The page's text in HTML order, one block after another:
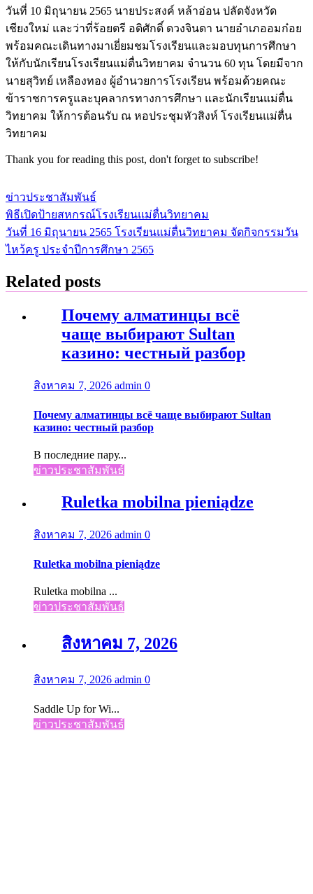
วันที่ 10 มิถุนายน 2565 นายประสงค์ หล้าอ่อน ปลัดจังหวัด
เชียงใหม่ และว่าที่ร้อยตรี อดิศักดิ์ ดวงจินดา นายอำเภออมก๋อย
พร้อมคณะเดินทางมาเยี่ยมชมโรงเรียนและมอบทุนการศึกษา
ให้กับนักเรียนโรงเรียนแม่ตื่นวิทยาคม จำนวน 60 ทุน โดยมีจาก
นายสุวิทย์ เหลืองทอง ผู้อำนวยการโรงเรียน พร้อมด้วยคณะ
ข้าราชการครูและบุคลากรทางการศึกษา และนักเรียนแม่ตื่น
วิทยาคม ให้การต้อนรับ ณ หอประชุมหัวสิงห์ โรงเรียนแม่ตื่น
วิทยาคม
Thank you for reading this post, don't forget to subscribe!
ข่าวประชาสัมพันธ์
แนะแนว
เรื่อง
พิธีเปิดป้ายสหกรณ์โรงเรียนแม่ตื่นวิทยาคม
วันที่ 16 มิถุนายน 2565 โรงเรียนแม่ตื่นวิทยาคม จัดกิจกรรมวัน
ไหว้ครู ประจำปีการศึกษา 2565
Related posts
Почему алматинцы всё
чаще выбирают Sultan
казино: честный разбор
สิงหาคม 7, 2026 admin 0
Почему алматинцы всё чаще выбирают Sultan
казино: честный разбор
В последние пару...
ข่าวประชาสัมพันธ์
Ruletka mobilna pieniądze
สิงหาคม 7, 2026 admin 0
Ruletka mobilna pieniądze
Ruletka mobilna ...
ข่าวประชาสัมพันธ์
สิงหาคม 7, 2026
สิงหาคม 7, 2026 admin 0
Saddle Up for Wi...
ข่าวประชาสัมพันธ์